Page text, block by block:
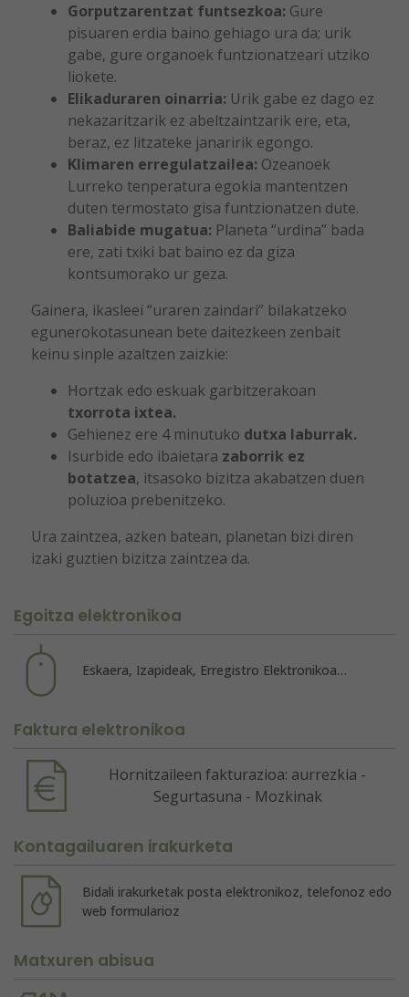
Gorputzarentzat funtsezkoa: Gure
pisuaren erdia baino gehiago ura da; urik
gabe, gure organoek funtzionatzeari utziko
liokete.
Elikaduraren oinarria: Urik gabe ez dago ez
nekazaritzarik ez abeltzaintzarik ere, eta,
beraz, ez litzateke janaririk egongo.
Klimaren erregulatzailea: Ozeanoek
Lurreko tenperatura egokia mantentzen
duten termostato gisa funtzionatzen dute.
Baliabide mugatua: Planeta “urdina” bada
ere, zati txiki bat baino ez da giza
kontsumorako ur geza.
Gainera, ikasleei “uraren zaindari” bilakatzeko
egunerokotasunean bete daitezkeen zenbait
keinu sinple azaltzen zaizkie:
Hortzak edo eskuak garbitzerakoan
txorrota ixtea.
Gehienez ere 4 minutuko dutxa laburrak.
Isurbide edo ibaietara zaborrik ez
botatzea, itsasoko bizitza akabatzen duen
poluzioa prebenitzeko.
Ura zaintzea, azken batean, planetan bizi diren
izaki guztien bizitza zaintzea da.
Egoitza elektronikoa
Eskaera, Izapideak, Erregistro Elektronikoa…
Faktura elektronikoa
Hornitzaileen fakturazioa: aurrezkia -
Segurtasuna - Mozkinak
Kontagailuaren irakurketa
Bidali irakurketak posta elektronikoz, telefonoz edo
web formularioz
Matxuren abisua